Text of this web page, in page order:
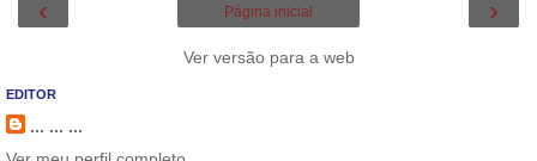
‹ ›
Página inicial
Ver versão para a web
EDITOR
... ... ...